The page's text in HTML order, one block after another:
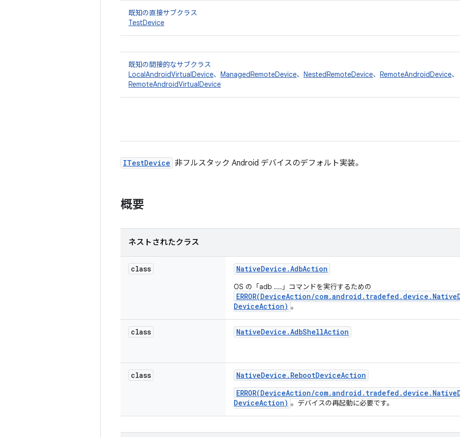
既知の直接サブクラス
TestDevice
既知の間接的なサブクラス
LocalAndroidVirtualDevice、 ManagedRemoteDevice、 NestedRemoteDevice、 RemoteAndroidDevice、
RemoteAndroidVirtualDevice
ITestDevice 非フルスタック Android デバイスのデフォルト実装。
概要
ネストされたクラス
class NativeDevice .AdbAction
OS の「adb ....」コマンドを実行するための
ERROR(DeviceAction/
DeviceAction) 。
class NativeDevice .AdbShellAction
class NativeDevice . RebootDeviceAction
ERROR(DeviceAction/
DeviceAction) 。デバイスの再起動に必要です。